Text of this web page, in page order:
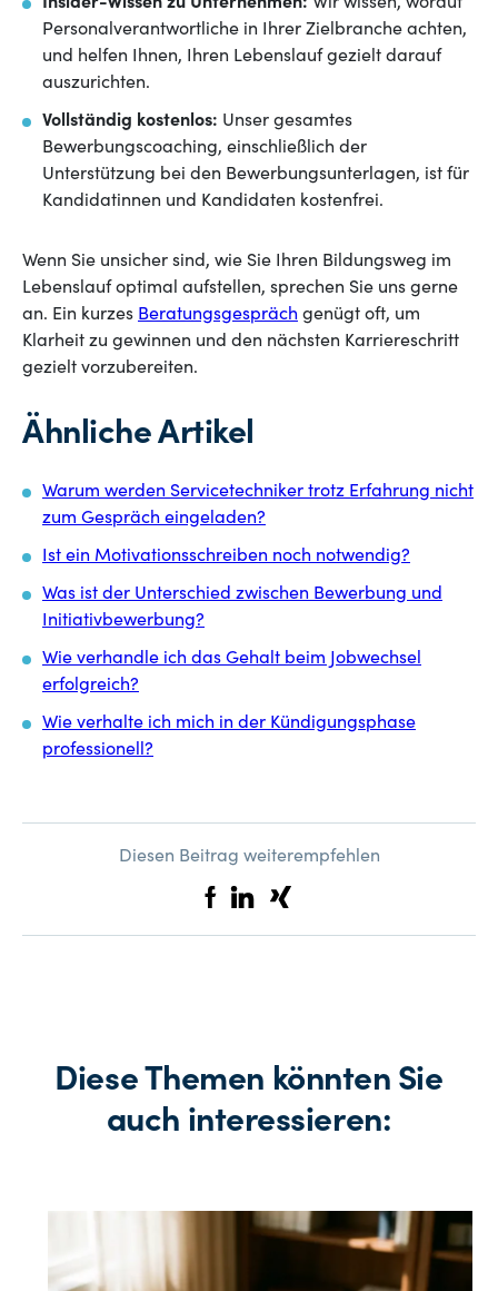
Personalverantwortliche in Ihrer Zielbranche achten,
und helfen Ihnen, Ihren Lebenslauf gezielt darauf
auszurichten.
Vollständig kostenlos: Unser gesamtes
Bewerbungscoaching, einschließlich der
Unterstützung bei den Bewerbungsunterlagen, ist für
Kandidatinnen und Kandidaten kostenfrei.
Wenn Sie unsicher sind, wie Sie Ihren Bildungsweg im
Lebenslauf optimal aufstellen, sprechen Sie uns gerne
an. Ein kurzes Beratungsgespräch genügt oft, um
Klarheit zu gewinnen und den nächsten Karriereschritt
gezielt vorzubereiten.
Ähnliche Artikel
Warum werden Servicetechniker trotz Erfahrung nicht
zum Gespräch eingeladen?
Ist ein Motivationsschreiben noch notwendig?
Was ist der Unterschied zwischen Bewerbung und
Initiativbewerbung?
Wie verhandle ich das Gehalt beim Jobwechsel
erfolgreich?
Wie verhalte ich mich in der Kündigungsphase
professionell?
Diesen Beitrag weiterempfehlen
Diese Themen könnten Sie
auch interessieren: